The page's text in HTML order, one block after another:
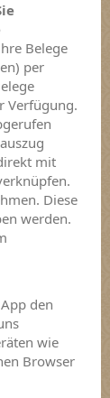
Belege
per
Verfügung.
mit
Diese
werden.
den
wie
Browser